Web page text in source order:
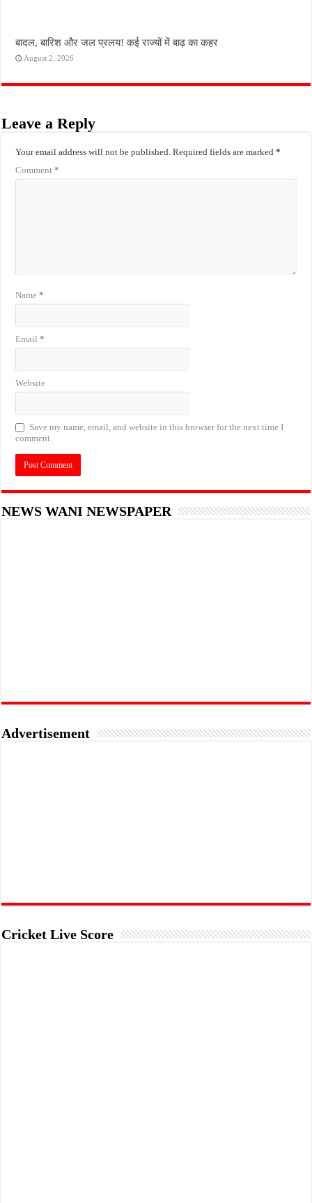
बादल, बारिश और जल प्रलय! कई राज्यों में बाढ़ का कहर
August 2, 2026
Leave a Reply
Your email address will not be published. Required fields are marked*
Comment*
Name*
Email*
Website
Save my name, email, and website in this browser for the next time I
comment.
NEWS WANI NEWSPAPER
Advertisement
Cricket Live Score